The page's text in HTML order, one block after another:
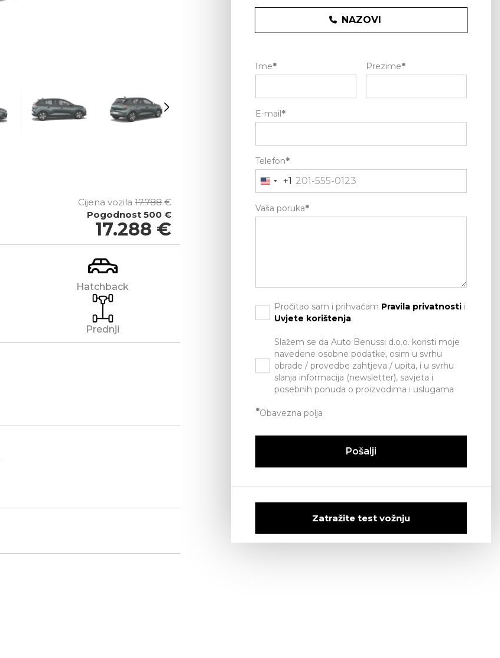
Cijena vozila17.788€
Pogodnost500 €
17.288 €
Hatchback
Prednji
NAZOVI
Ime* Prezime*
E-mail*
Telefon*
+1
Vaša poruka*
Pročitao sam i prihvaćam Pravila privatnosti i
Uvjete korištenja.
Slažem se da Auto Benussi d.o.o. koristi moje
navedene osobne podatke, osim u svrhu
obrade / provedbe zahtjeva / upita, i u svrhu
slanja informacija (newsletter), savjeta i
posebnih ponuda o proizvodima i uslugama
*Obavezna polja
Pošalji
Zatražite test vožnju